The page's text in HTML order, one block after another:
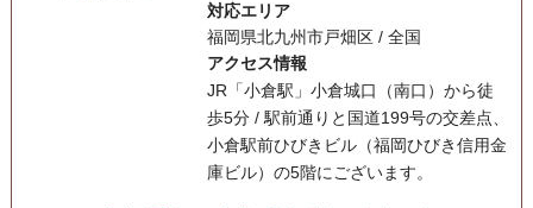
対応エリア
福岡県北九州市戸畑区 / 全国
アクセス情報
JR「小倉駅」小倉城口（南口）から徒
歩5分 / 駅前通りと国道199号の交差点、
小倉駅前ひびきビル（福岡ひびき信用金
庫ビル）の5階にございます。